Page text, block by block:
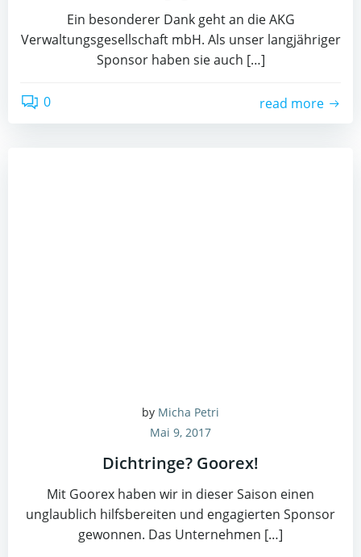
Ein besonderer Dank geht an die AKG
Verwaltungsgesellschaft mbH. Als unser langjähriger
Sponsor haben sie auch […]
0 read more
by Micha Petri
Mai 9, 2017
Dichtringe? Goorex!
Mit Goorex haben wir in dieser Saison einen
unglaublich hilfsbereiten und engagierten Sponsor
gewonnen. Das Unternehmen […]